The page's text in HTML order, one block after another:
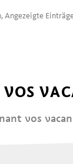
Angezeigte
vos